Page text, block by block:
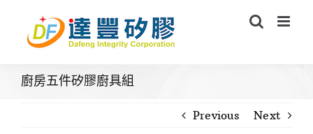
content
廚房五件矽膠廚具組
Previous Next